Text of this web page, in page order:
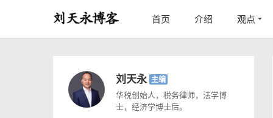
首页 介绍 观点
刘天永 主编
华税创始人，税务律师，法学博
士，经济学博士后。